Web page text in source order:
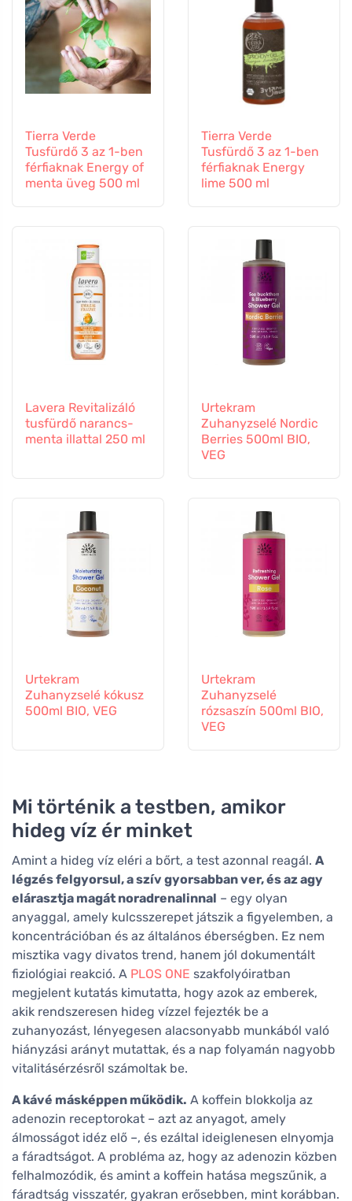
Tierra Verde
Tusfürdő 3 az 1-ben
férfiaknak Energy of
menta üveg 500 ml
Tierra Verde
Tusfürdő 3 az 1-ben
férfiaknak Energy
lime 500 ml
Lavera Revitalizáló
tusfürdő narancs-
menta illattal 250 ml
Urtekram
Zuhanyzselé Nordic
Berries 500ml BIO,
VEG
Urtekram
Zuhanyzselé kókusz
500ml BIO, VEG
Urtekram
Zuhanyzselé
rózsaszín 500ml BIO,
VEG
Mi történik a testben, amikor
hideg víz ér minket
Amint a hideg víz eléri a bőrt, a test azonnal reagál. A
légzés felgyorsul, a szív gyorsabban ver, és az agy
elárasztja magát noradrenalinnal – egy olyan
anyaggal, amely kulcsszerepet játszik a figyelemben, a
koncentrációban és az általános éberségben. Ez nem
misztika vagy divatos trend, hanem jól dokumentált
fiziológiai reakció. A PLOS ONE szakfolyóiratban
megjelent kutatás kimutatta, hogy azok az emberek,
akik rendszeresen hideg vízzel fejezték be a
zuhanyozást, lényegesen alacsonyabb munkából való
hiányzási arányt mutattak, és a nap folyamán nagyobb
vitalitásérzésről számoltak be.
A kávé másképpen működik. A koffein blokkolja az
adenozin receptorokat – azt az anyagot, amely
álmosságot idéz elő –, és ezáltal ideiglenesen elnyomja
a fáradtságot. A probléma az, hogy az adenozin közben
felhalmozódik, és amint a koffein hatása megszűnik, a
fáradtság visszatér, gyakran erősebben, mint korábban.